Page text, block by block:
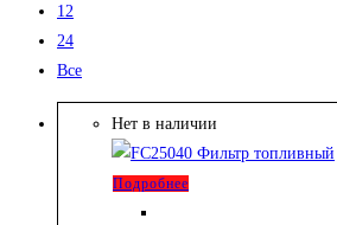
12
24
Все
Нет в наличии
Подробнее